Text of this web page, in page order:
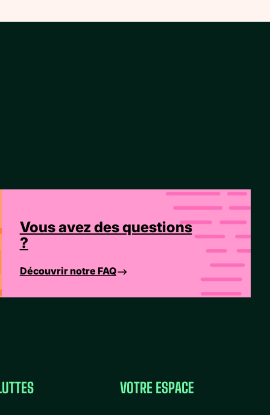
Vous avez des questions
?
Découvrir notre FAQ
VOTRE ESPACE